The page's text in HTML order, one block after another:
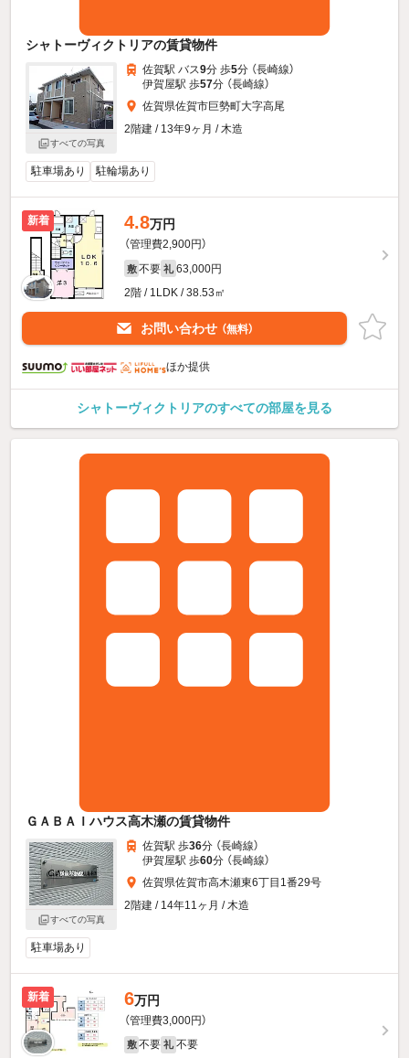
シャトーヴィクトリアの賃貸物件
すべての写真
佐賀駅 バス9分 歩5分 （長崎線）
伊賀屋駅 歩57分 （長崎線）
佐賀県佐賀市巨勢町大字高尾
2階建 / 13年9ヶ月 / 木造
駐車場あり 駐輪場あり
新着 4.8万円
（管理費2,900円）
敷 不要 礼 63,000円
2階 / 1LDK / 38.53㎡
お問い合わせ （無料）
ほか提供
シャトーヴィクトリアのすべての部屋を見る
ＧＡＢＡＩハウス高木瀬の賃貸物件
すべての写真
佐賀駅 歩36分 （長崎線）
伊賀屋駅 歩60分 （長崎線）
佐賀県佐賀市高木瀬東6丁目1番29号
2階建 / 14年11ヶ月 / 木造
駐車場あり
新着 6万円
（管理費3,000円）
敷 不要 礼 不要